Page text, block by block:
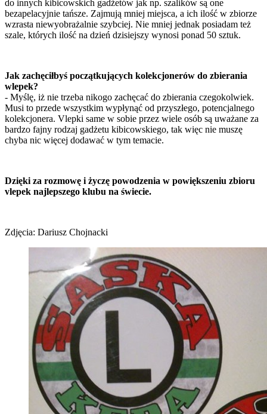
do innych kibicowskich gadżetów jak np. szalików są one
bezapelacyjnie tańsze. Zajmują mniej miejsca, a ich ilość w zbiorze
wzrasta niewyobrażalnie szybciej. Nie mniej jednak posiadam też
szale, których ilość na dzień dzisiejszy wynosi ponad 50 sztuk.
Jak zachęciłbyś początkujących kolekcjonerów do zbierania
wlepek?
- Myślę, iż nie trzeba nikogo zachęcać do zbierania czegokolwiek.
Musi to przede wszystkim wypłynąć od przyszłego, potencjalnego
kolekcjonera. Vlepki same w sobie przez wiele osób są uważane za
bardzo fajny rodzaj gadżetu kibicowskiego, tak więc nie muszę
chyba nic więcej dodawać w tym temacie.
Dzięki za rozmowę i życzę powodzenia w powiększeniu zbioru
vlepek najlepszego klubu na świecie.
Zdjęcia: Dariusz Chojnacki